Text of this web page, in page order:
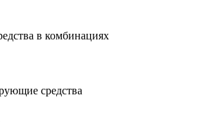
в комбинациях
средства